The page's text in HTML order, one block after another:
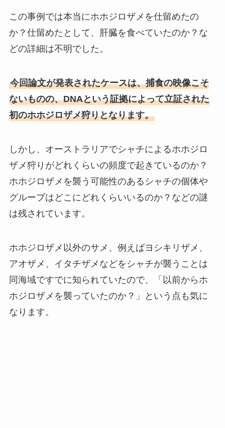
この事例では本当にホホジロザメを仕留めたの
か？仕留めたとして、肝臓を食べていたのか？な
どの詳細は不明でした。
今回論文が発表されたケースは、捕食の映像こそ
ないものの、DNAという証拠によって立証された
初のホホジロザメ狩りとなります。
しかし、オーストラリアでシャチによるホホジロ
ザメ狩りがどれくらいの頻度で起きているのか？
ホホジロザメを襲う可能性のあるシャチの個体や
グループはどこにどれくらいいるのか？などの謎
は残されています。
ホホジロザメ以外のサメ、例えばヨシキリザメ、
アオザメ、イタチザメなどをシャチが襲うことは
同海域ですでに知られていたので、「以前からホ
ホジロザメを襲っていたのか？」という点も気に
なります。